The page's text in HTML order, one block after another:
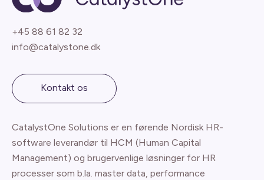
+45 88 61 82 32
info@catalystone.dk
Kontakt os
CatalystOne Solutions er en førende Nordisk HR-
software leverandør til HCM (Human Capital
Management) og brugervenlige løsninger for HR
processer som b.la. master data, performance